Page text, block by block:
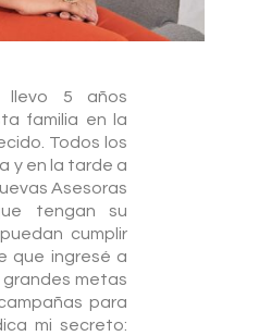
llevo 5 años
familia en la
Todos los
y en la tarde a
Asesoras
tengan su
cumplir
que ingresé a
metas
para
mi secreto: